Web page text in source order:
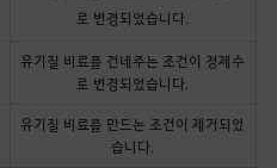
로 변경되었습니다.
유기질 비료를 건네주는 조건이 정제수
로 변경되었습니다.
유기질 비료를 만드는 조건이 제거되었
습니다.